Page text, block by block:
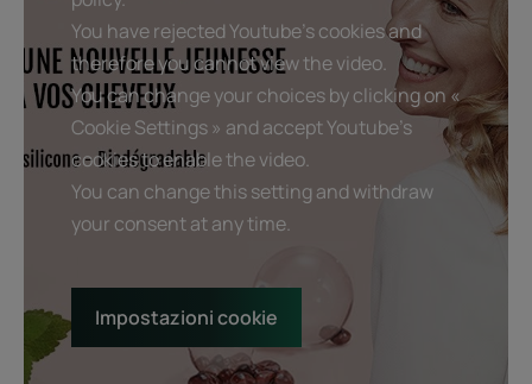
You have rejected Youtube's cookies and
therefore you cannot view the video.
You can change your choices by clicking on «
Cookie Settings » and accept Youtube's
cookies to enable the video.
You can change this setting and withdraw
your consent at any time.
Impostazioni cookie